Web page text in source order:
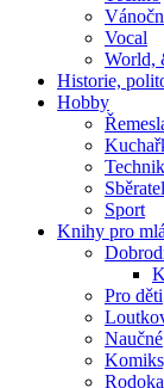
Vocal
World,
Historie,
Hobby
Sport
Knihy pro
Pro děti
Naučné